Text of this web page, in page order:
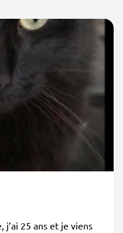
j’ai 25 ans et je viens